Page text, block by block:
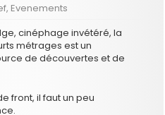
, Evenements
cinéphage invétéré, la
métrages est un
de découvertes et de
front, il faut un peu